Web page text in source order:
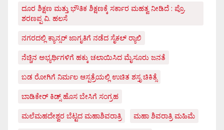
ದೂರ ಶಿಕ್ಷಣ ಮತ್ತು ಭೌತಿಕ ಶಿಕ್ಷಣಕ್ಕೆ ಸರ್ಕಾರ ಮಹತ್ವ ನೀಡಿದೆ : ಪ್ರೊ.
ಶರಣಪ್ಪ ವಿ. ಹಲಸೆ
ನಗರದಲ್ಲಿ ಕ್ಯಾನ್ಸರ್ ಜಾಗೃತಿಗೆ ನಡೆದ ಸೈಕಲ್ ರ್‍ಯಾಲಿ
ನೆಚ್ಚಿನ ಅಭ್ಯರ್ಥಿಗಳಿಗೆ ಹಕ್ಕು ಚಲಾಯಿಸಿದ ಮೈಸೂರು ಜನತೆ
ಬಡ ರೋಗಿಗೆ ನಿರ್ಮಲ ಆಸ್ಪತ್ರೆಯಲ್ಲಿ ಉಚಿತ ಶಸ್ತೃ ಚಿಕಿತ್ಸೆ
ಬಾಡಿಕೇರ್ ಕಿಡ್ಸ್ ಹೊಸ ಬೇಸಿಗೆ ಸಂಗ್ರಹ
ಮಲೆಮಹದೇಶ್ವರ ಬೆಟ್ಟದ ಮಹಾಶಿವರಾತ್ರಿ ಮಹಾ ಶಿವರಾತ್ರಿ ಮಹಿಮೆ